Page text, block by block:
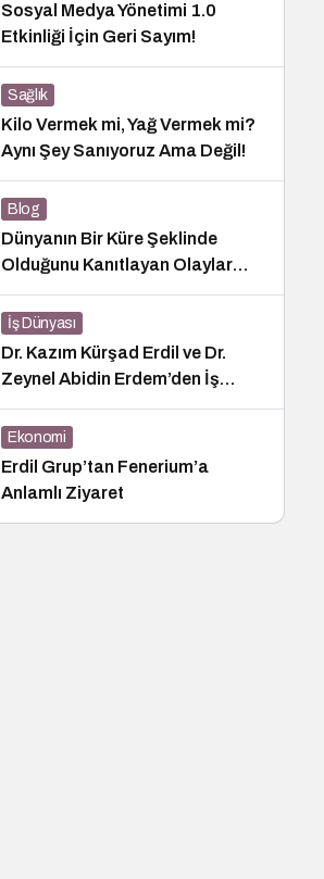
Sosyal Medya Yönetimi 1.0
Etkinliği İçin Geri Sayım!
Sağlık
Kilo Vermek mi, Yağ Vermek mi?
Aynı Şey Sanıyoruz Ama Değil!
Blog
Dünyanın Bir Küre Şeklinde
Olduğunu Kanıtlayan Olaylar
Nedir?
İş Dünyası
Dr. Kazım Kürşad Erdil ve Dr.
Zeynel Abidin Erdem’den İş
Dünyası Buluşması
Ekonomi
Erdil Grup’tan Fenerium’a
Anlamlı Ziyaret